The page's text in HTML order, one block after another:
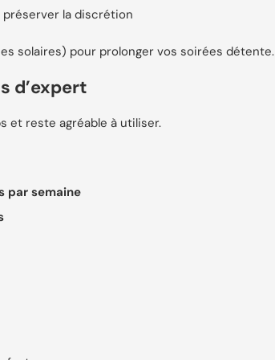
la discrétion
solaires) pour prolonger vos soirées détente.
d’expert
et reste agréable à utiliser.
par semaine